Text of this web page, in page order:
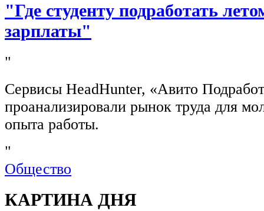
"Где студенту подработать
зарплаты"
"
Сервисы HeadHunter, «Авито
проанализировали рынок труда для
опыта работы.
"
Общество
КАРТИНА ДНЯ